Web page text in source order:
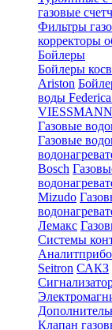
газовые
Фильтры
корректоры
Бойлеры
Бойлеры
Ariston
воды
VIESSMANN
Газовые
Газовые
Bosch
Mizudo
Лемакс
Системы
Seitron САКЗ
Клапан